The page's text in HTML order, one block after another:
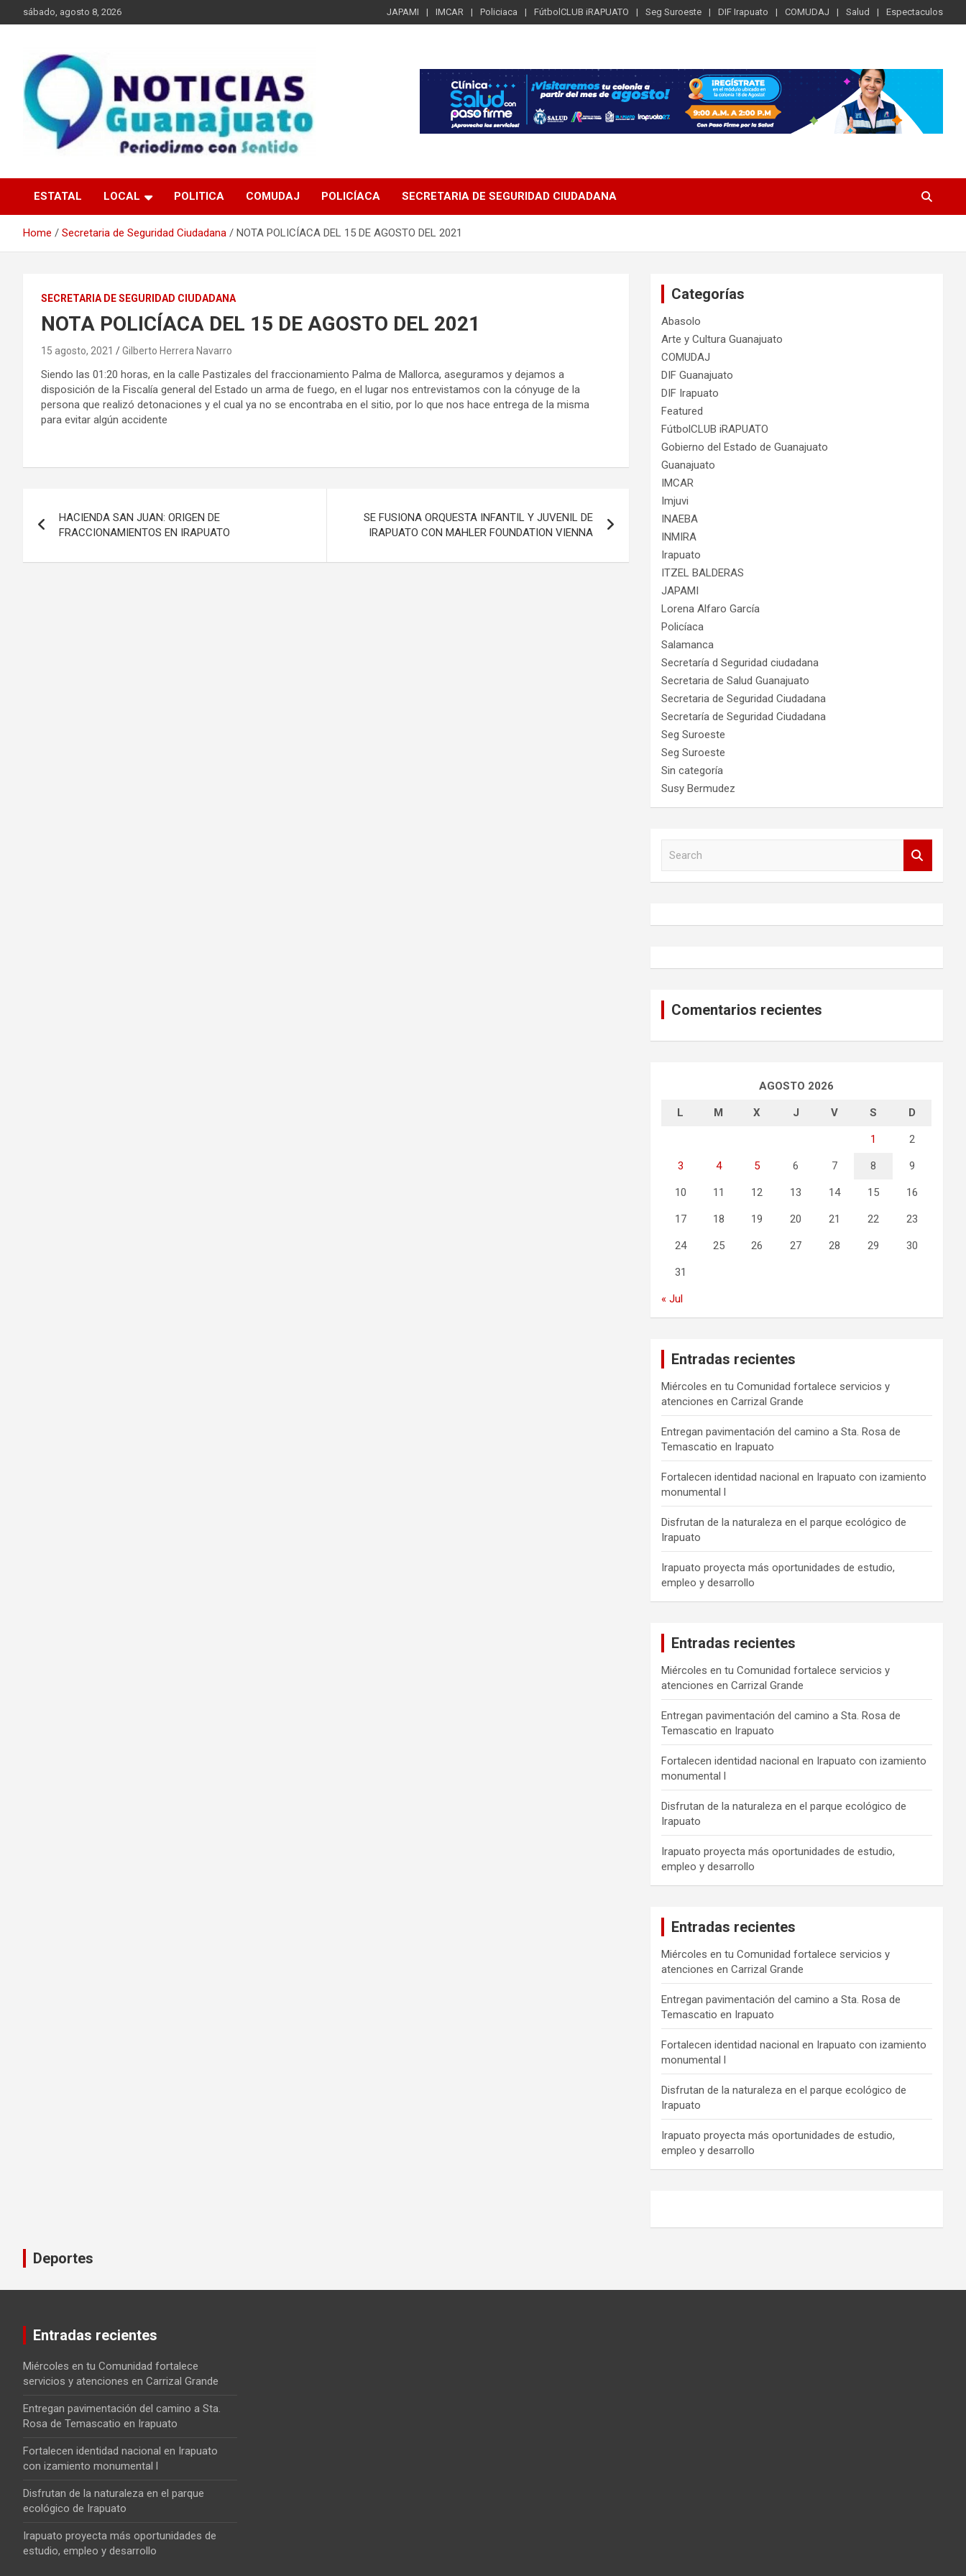
to
sábado, agosto 8, 2026 JAPAMI IMCAR Policiaca FútbolCLUB iRAPUATO Seg Suroeste DIF Irapuato COMUDAJ Salud Espectaculos
Noticias Guanajuato
ESTATAL LOCAL POLITICA COMUDAJ POLICÍACA SECRETARIA DE SEGURIDAD CIUDADANA
Home Secretaria de Seguridad Ciudadana NOTA POLICÍACA DEL 15 DE AGOSTO DEL 2021
SECRETARIA DE SEGURIDAD CIUDADANA
NOTA POLICÍACA DEL 15 DE AGOSTO DEL 2021
15 agosto, 2021 Gilberto Herrera Navarro
Siendo las 01:20 horas, en la calle Pastizales del fraccionamiento Palma de Mallorca, aseguramos y dejamos a
disposición de la Fiscalía general del Estado un arma de fuego, en el lugar nos entrevistamos con la cónyuge de la
persona que realizó detonaciones y el cual ya no se encontraba en el sitio, por lo que nos hace entrega de la misma
para evitar algún accidente
de
entradas
HACIENDA SAN JUAN: ORIGEN DE
FRACCIONAMIENTOS EN IRAPUATO
SE FUSIONA ORQUESTA INFANTIL Y JUVENIL DE
IRAPUATO CON MAHLER FOUNDATION VIENNA
Categorías
Abasolo
Arte y Cultura Guanajuato
COMUDAJ
DIF Guanajuato
DIF Irapuato
Featured
FútbolCLUB iRAPUATO
Gobierno del Estado de Guanajuato
Guanajuato
IMCAR
Imjuvi
INAEBA
INMIRA
Irapuato
ITZEL BALDERAS
JAPAMI
Lorena Alfaro García
Policíaca
Salamanca
Secretaría d Seguridad ciudadana
Secretaria de Salud Guanajuato
Secretaria de Seguridad Ciudadana
Secretaría de Seguridad Ciudadana
Seg Suroeste
Seg Suroeste
Sin categoría
Susy Bermudez
h
Comentarios recientes
AGOSTO 2026
L M X J V S D
1 2
3 4 5 6 7 8 9
10 11 12 13 14 15 16
17 18 19 20 21 22 23
24 25 26 27 28 29 30
31
« Jul
Entradas recientes
Miércoles en tu Comunidad fortalece servicios y
atenciones en Carrizal Grande
Entregan pavimentación del camino a Sta. Rosa de
Temascatio en Irapuato
Fortalecen identidad nacional en Irapuato con izamiento
monumental l
Disfrutan de la naturaleza en el parque ecológico de
Irapuato
Irapuato proyecta más oportunidades de estudio,
empleo y desarrollo
Entradas recientes
Miércoles en tu Comunidad fortalece servicios y
atenciones en Carrizal Grande
Entregan pavimentación del camino a Sta. Rosa de
Temascatio en Irapuato
Fortalecen identidad nacional en Irapuato con izamiento
monumental l
Disfrutan de la naturaleza en el parque ecológico de
Irapuato
Irapuato proyecta más oportunidades de estudio,
empleo y desarrollo
Entradas recientes
Miércoles en tu Comunidad fortalece servicios y
atenciones en Carrizal Grande
Entregan pavimentación del camino a Sta. Rosa de
Temascatio en Irapuato
Fortalecen identidad nacional en Irapuato con izamiento
monumental l
Disfrutan de la naturaleza en el parque ecológico de
Irapuato
Irapuato proyecta más oportunidades de estudio,
empleo y desarrollo
Deportes
Entradas recientes
Miércoles en tu Comunidad fortalece
servicios y atenciones en Carrizal Grande
Entregan pavimentación del camino a Sta.
Rosa de Temascatio en Irapuato
Fortalecen identidad nacional en Irapuato
con izamiento monumental l
Disfrutan de la naturaleza en el parque
ecológico de Irapuato
Irapuato proyecta más oportunidades de
estudio, empleo y desarrollo